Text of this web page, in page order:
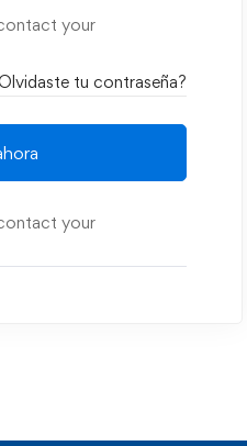
your
tu contraseña?
your